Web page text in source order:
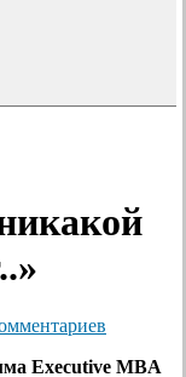
Executive MBA